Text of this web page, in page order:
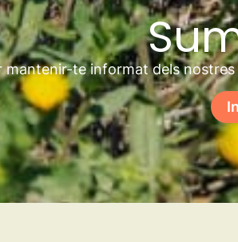
mantenir-te informat dels